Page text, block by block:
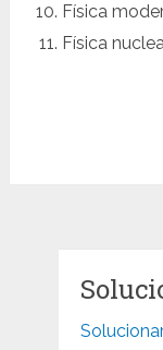
Física
Física